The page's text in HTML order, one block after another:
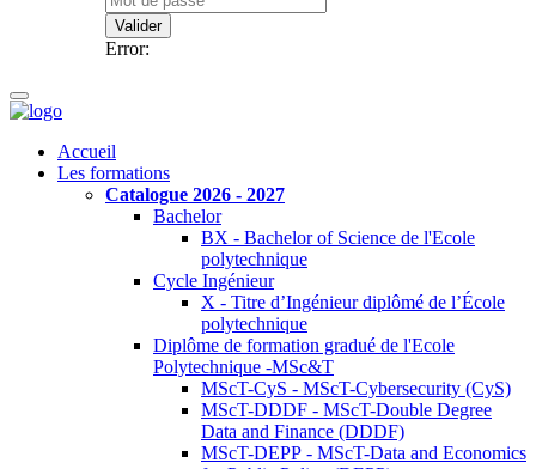
Valider
Error:
Accueil
Les formations
Catalogue 2026 - 2027
Bachelor
BX - Bachelor of Science de l'Ecole
polytechnique
Cycle Ingénieur
X - Titre d’Ingénieur diplômé de l’École
polytechnique
Diplôme de formation gradué de l'Ecole
Polytechnique -MSc&T
MScT-CyS - MScT-Cybersecurity (CyS)
MScT-DDDF - MScT-Double Degree
Data and Finance (DDDF)
MScT-DEPP - MScT-Data and Economics